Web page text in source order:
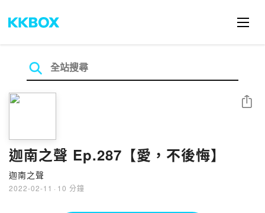
迦南之聲 Ep.287【愛，不後悔】
迦南之聲
2022-02-11 · 10 分鐘
分享